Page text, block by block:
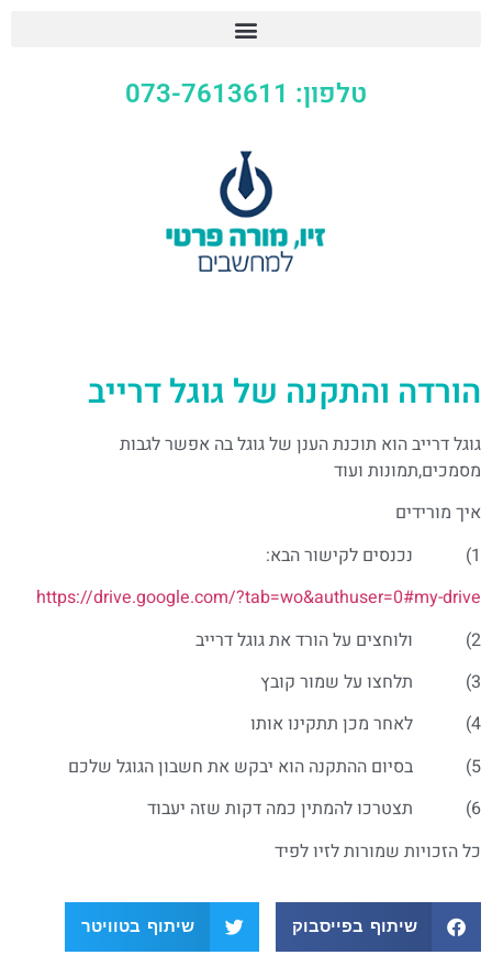
טלפון: 073-7613611
הורדה והתקנה של גוגל דרייב
גוגל דרייב הוא תוכנת הענן של גוגל בה אפשר לגבות
מסמכים,תמונות ועוד
איך מורידים
1) נכנסים לקישור הבא:
https://drive.google.com/?tab=wo&authuser=0#my-drive
2) ולוחצים על הורד את גוגל דרייב
3) תלחצו על שמור קובץ
4) לאחר מכן תתקינו אותו
5) בסיום ההתקנה הוא יבקש את חשבון הגוגל שלכם
6) תצטרכו להמתין כמה דקות שזה יעבוד
כל הזכויות שמורות לזיו לפיד
שיתוף בפייסבוק שיתוף בטוויטר